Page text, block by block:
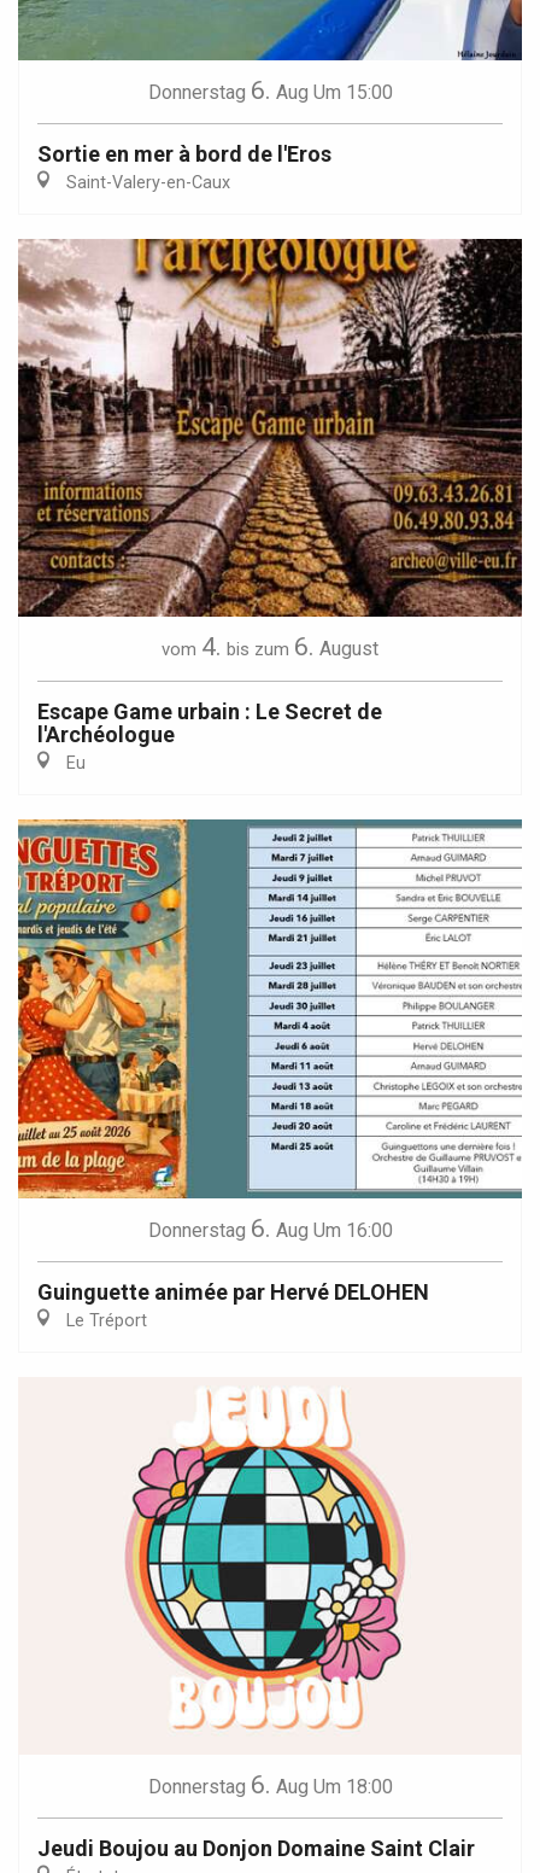
Donnerstag 6. Aug Um 15:00
Sortie en mer à bord de l'Eros
Saint-Valery-en-Caux
vom 4. bis zum 6. August
Escape Game urbain : Le Secret de
l'Archéologue
Eu
Donnerstag 6. Aug Um 16:00
Guinguette animée par Hervé DELOHEN
Le Tréport
Donnerstag 6. Aug Um 18:00
Jeudi Boujou au Donjon Domaine Saint Clair